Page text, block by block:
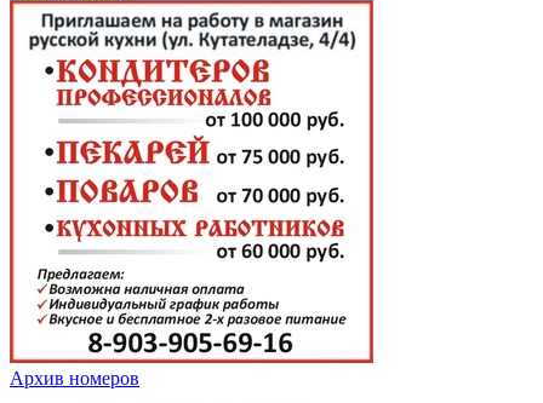
Архив номеров